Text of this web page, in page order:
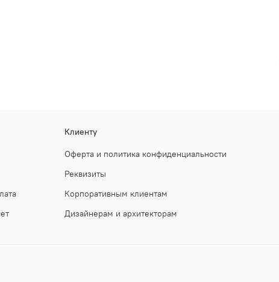
Клиенту
Оферта и политика конфиденциальности
Реквизиты
Корпоративным клиентам
Дизайнерам и архитекторам